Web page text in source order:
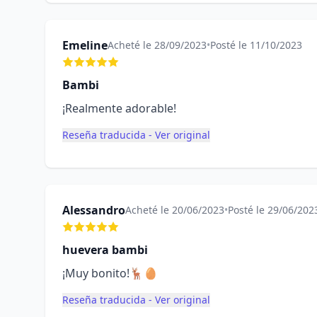
EmelineAcheté le 28/09/2023•Posté le 11/10/2023
Bambi
¡Realmente adorable!
Reseña traducida - Ver original
AlessandroAcheté le 20/06/2023•Posté le 29/06/
huevera bambi
¡Muy bonito!🦌🥚
Reseña traducida - Ver original